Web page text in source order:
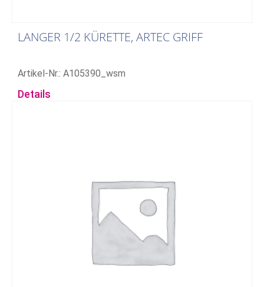
LANGER 1/2 KÜRETTE, ARTEC GRIFF
Artikel-Nr.: A105390_wsm
Details